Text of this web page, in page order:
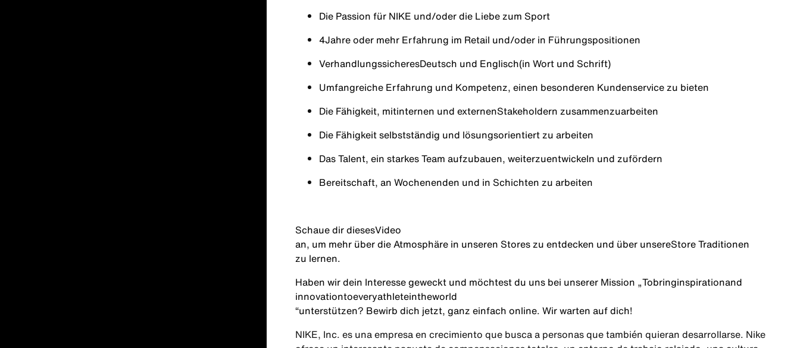
Die Passion für NIKE und/oder die Liebe zum Sport
4Jahre oder mehr Erfahrung im Retail und/oder in Führungspositionen
VerhandlungssicheresDeutsch und Englisch(in Wort und Schrift)
Umfangreiche Erfahrung und Kompetenz, einen besonderen Kundenservice zu bieten
Die Fähigkeit, mitinternen und externenStakeholdern zusammenzuarbeiten
Die Fähigkeit selbstständig und lösungsorientiert zu arbeiten
Das Talent, ein starkes Team aufzubauen, weiterzuentwickeln und zufördern
Bereitschaft, an Wochenenden und in Schichten zu arbeiten
Schaue dir diesesVideo
an, um mehr über die Atmosphäre in unseren Stores zu entdecken und über unsereStore Traditionen
zu lernen.
Haben wir dein Interesse geweckt und möchtest du uns bei unserer Mission „Tobringinspirationand
innovationtoeveryathleteintheworld
“unterstützen? Bewirb dich jetzt, ganz einfach online. Wir warten auf dich!
NIKE, Inc. es una empresa en crecimiento que busca a personas que también quieran desarrollarse. Nike